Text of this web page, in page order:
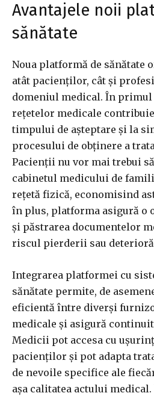
Avantajele noii
sănătate
Noua platformă de sănătate
atât pacienților, cât și
domeniul medical. În
rețetelor medicale
timpului de așteptare și la
procesului de obținere a
Pacienții nu vor mai trebui
cabinetul medicului de
rețetă fizică, economisind
în plus, platforma asigură o
și păstrarea documentelor
riscul pierderii sau
Integrarea platformei cu
sănătate permite, de
eficientă între diverși
medicale și asigură
Medicii pot accesa cu
pacienților și pot adapta
de nevoile specifice ale
aşa calitatea actului